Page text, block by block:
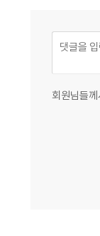
회원님들